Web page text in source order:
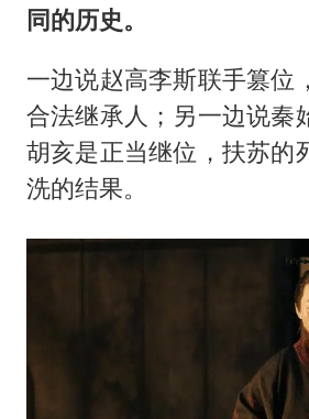
同的历史。
一边说赵高李斯联手篡位
合法继承人；另一边说秦
胡亥是正当继位，扶苏的
洗的结果。